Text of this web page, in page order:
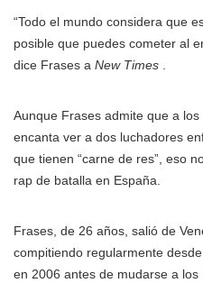
“Todo el mundo considera que
posible que puedes cometer al
dice Frases a New Times
Aunque Frases admite que a
encanta ver a dos luchadores
que tienen “carne de res”, eso
rap de batalla en España.
Frases, de 26 años, salió de
compitiendo regularmente
en 2006 antes de mudarse a los